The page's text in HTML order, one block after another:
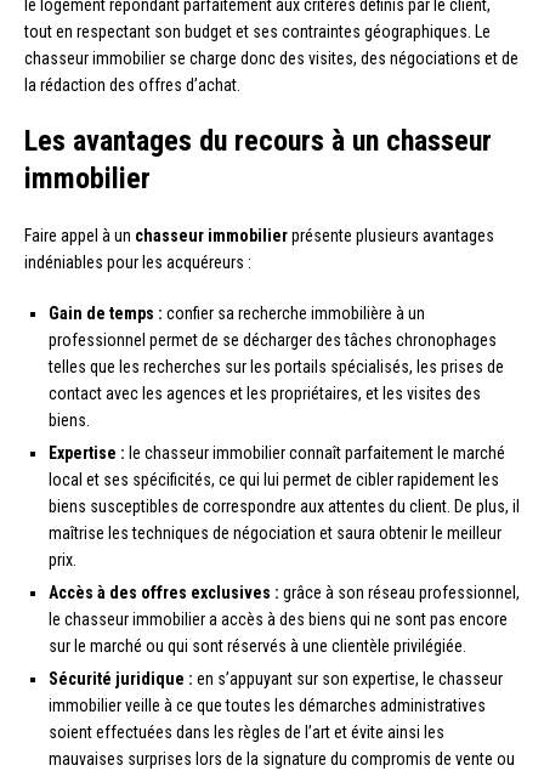
le logement répondant parfaitement aux critères définis par le client,
tout en respectant son budget et ses contraintes géographiques. Le
chasseur immobilier se charge donc des visites, des négociations et de
la rédaction des offres d’achat.
Les avantages du recours à un chasseur
immobilier
Faire appel à un chasseur immobilierprésente plusieurs avantages
indéniables pour les acquéreurs :
Gain de temps : confier sa recherche immobilière à un
professionnel permet de se décharger des tâches chronophages
telles que les recherches sur les portails spécialisés, les prises de
contact avec les agences et les propriétaires, et les visites des
biens.
Expertise : le chasseur immobilier connaît parfaitement le marché
local et ses spécificités, ce qui lui permet de cibler rapidement les
biens susceptibles de correspondre aux attentes du client. De plus, il
maîtrise les techniques de négociation et saura obtenir le meilleur
prix.
Accès à des offres exclusives : grâce à son réseau professionnel,
le chasseur immobilier a accès à des biens qui ne sont pas encore
sur le marché ou qui sont réservés à une clientèle privilégiée.
Sécurité juridique : en s’appuyant sur son expertise, le chasseur
immobilier veille à ce que toutes les démarches administratives
soient effectuées dans les règles de l’art et évite ainsi les
mauvaises surprises lors de la signature du compromis de vente ou